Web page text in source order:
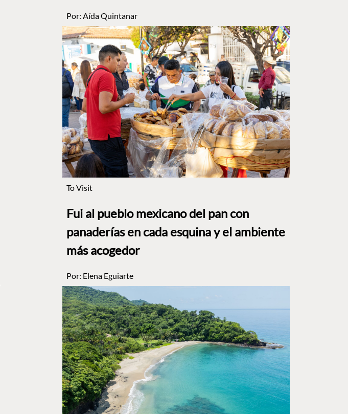
Por: Aída Quintanar
To Visit
Fui al pueblo mexicano del pan con
panaderías en cada esquina y el ambiente
más acogedor
Por: Elena Eguiarte